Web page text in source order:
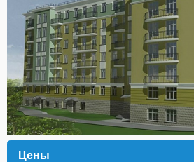
Цены